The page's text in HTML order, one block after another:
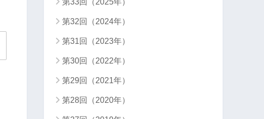
第33回（2025年）
第32回（2024年）
第31回（2023年）
第30回（2022年）
第29回（2021年）
第28回（2020年）